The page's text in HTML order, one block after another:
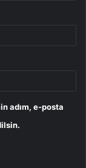
adım, e-posta